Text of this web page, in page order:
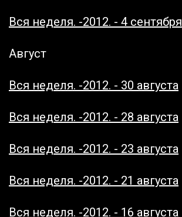
Вся неделя. -2012. - 4 сентября
Август
Вся неделя. -2012. - 30 августа
Вся неделя. -2012. - 28 августа
Вся неделя. -2012. - 23 августа
Вся неделя. -2012. - 21 августа
Вся неделя. -2012. - 16 августа